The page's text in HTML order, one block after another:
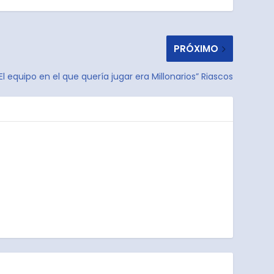
PRÓXIMO
equipo en el que quería jugar era Millonarios” Riascos